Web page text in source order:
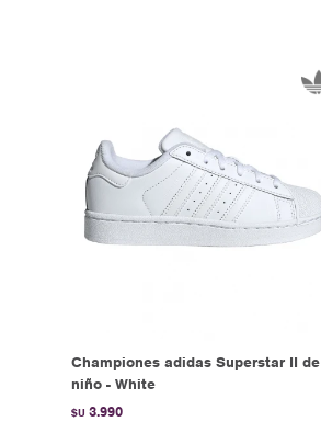
Championes adidas Superstar II de
niño - White
$U 3.990